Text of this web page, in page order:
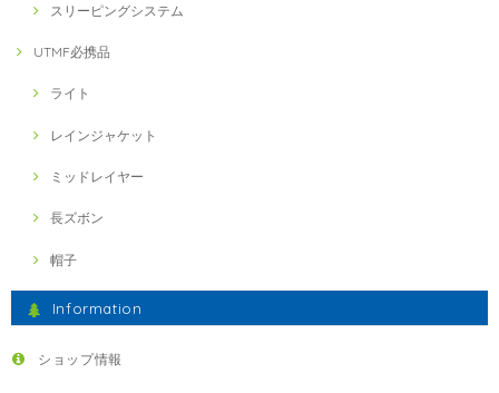
スリーピングシステム
UTMF必携品
ライト
レインジャケット
ミッドレイヤー
長ズボン
帽子
Information
ショップ情報